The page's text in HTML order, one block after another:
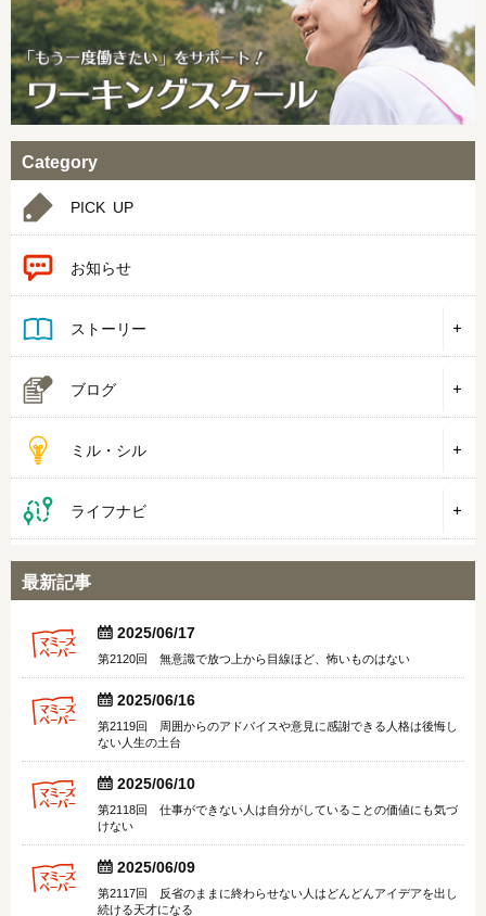
Category
PICK UP
お知らせ
ストーリー
ブログ
ミル・シル
ライフナビ
最新記事
  2025/06/17
第2120回 無意識で放つ上から目線ほど、怖いものはない
  2025/06/16
第2119回 周囲からのアドバイスや意見に感謝できる人格は後悔し
ない人生の土台
  2025/06/10
第2118回 仕事ができない人は自分がしていることの価値にも気づ
けない
  2025/06/09
第2117回 反省のままに終わらせない人はどんどんアイデアを出し
続ける天才になる